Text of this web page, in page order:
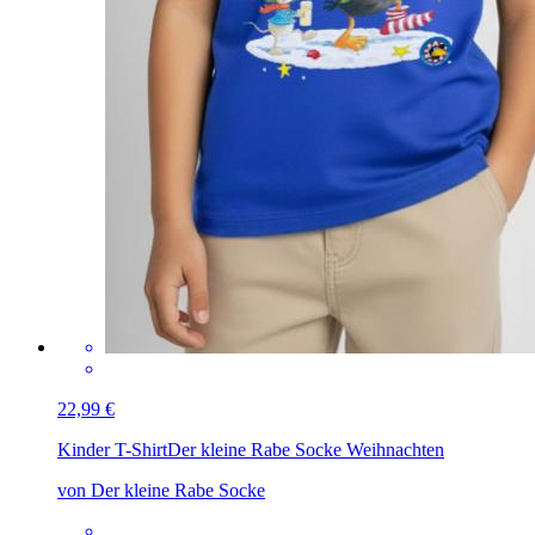
22,99 €
Kinder T-ShirtDer kleine Rabe Socke Weihnachten
von Der kleine Rabe Socke